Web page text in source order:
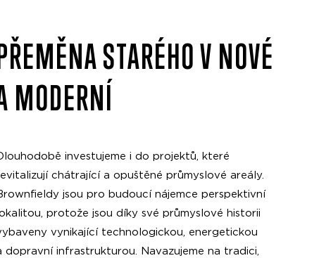
STARÉHO V NOVÉ
MODERNÍ
investujeme i do projektů, které
chátrající a opuštěné průmyslové areály.
jsou pro budoucí nájemce perspektivní
protože jsou díky své průmyslové historii
vynikající technologickou, energetickou
dopravní infrastrukturou. Navazujeme na tradici,